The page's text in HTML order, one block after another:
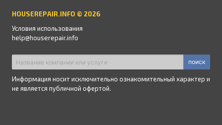
HOUSEREPAIR.INFO © 2026
Условия использования
help@houserepair.info
поиск
Информация носит исключительно ознакомительный характер и
не является публичной офертой.